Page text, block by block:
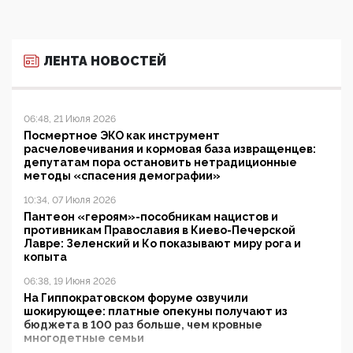
ЛЕНТА НОВОСТЕЙ
06:48, 21 Июля 2026
Посмертное ЭКО как инструмент
расчеловечивания и кормовая база извращенцев:
депутатам пора остановить нетрадиционные
методы «спасения демографии»
10:34, 07 Июля 2026
Пантеон «героям»-пособникам нацистов и
противникам Православия в Киево-Печерской
Лавре: Зеленский и Ко показывают миру рога и
копыта
06:38, 19 Июня 2026
На Гиппократовском форуме озвучили
шокирующее: платные опекуны получают из
бюджета в 100 раз больше, чем кровные
многодетные семьи